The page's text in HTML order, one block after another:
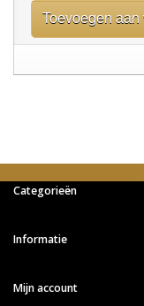
Toevoegen
Categorieën
Informatie
Mijn account